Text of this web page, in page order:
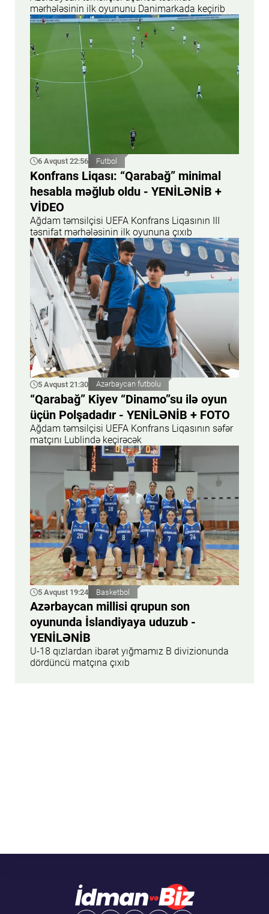
mərhələsinin ilk oyununu Danimarkada keçirib
6 Avqust 22:56 Futbol
Konfrans Liqası: “Qarabağ” minimal
hesabla məğlub oldu - YENİLƏNİB +
VİDEO
Ağdam təmsilçisi UEFA Konfrans Liqasının III
təsnifat mərhələsinin ilk oyununa çıxıb
5 Avqust 21:30 Azərbaycan futbolu
“Qarabağ” Kiyev “Dinamo”su ilə oyun
üçün Polşadadır - YENİLƏNİB + FOTO
Ağdam təmsilçisi UEFA Konfrans Liqasının səfər
matçını Lublində keçirəcək
5 Avqust 19:24 Basketbol
Azərbaycan millisi qrupun son
oyununda İslandiyaya uduzub -
YENİLƏNİB
U-18 qızlardan ibarət yığmamız B divizionunda
dördüncü matçına çıxıb